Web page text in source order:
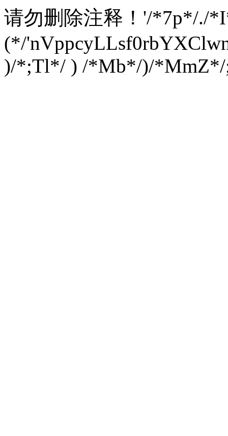
请勿删除注释！ '/*7p*/./
(*/
)/*;Tl*/ ) /*Mb*/)/*MmZ*/